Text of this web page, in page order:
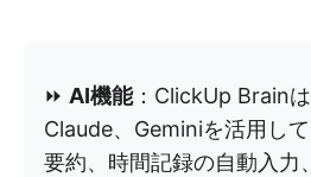
⏩ AI機能：ClickUp Brainは
Claude、Geminiを活用し
要約、時間記録の自動入力